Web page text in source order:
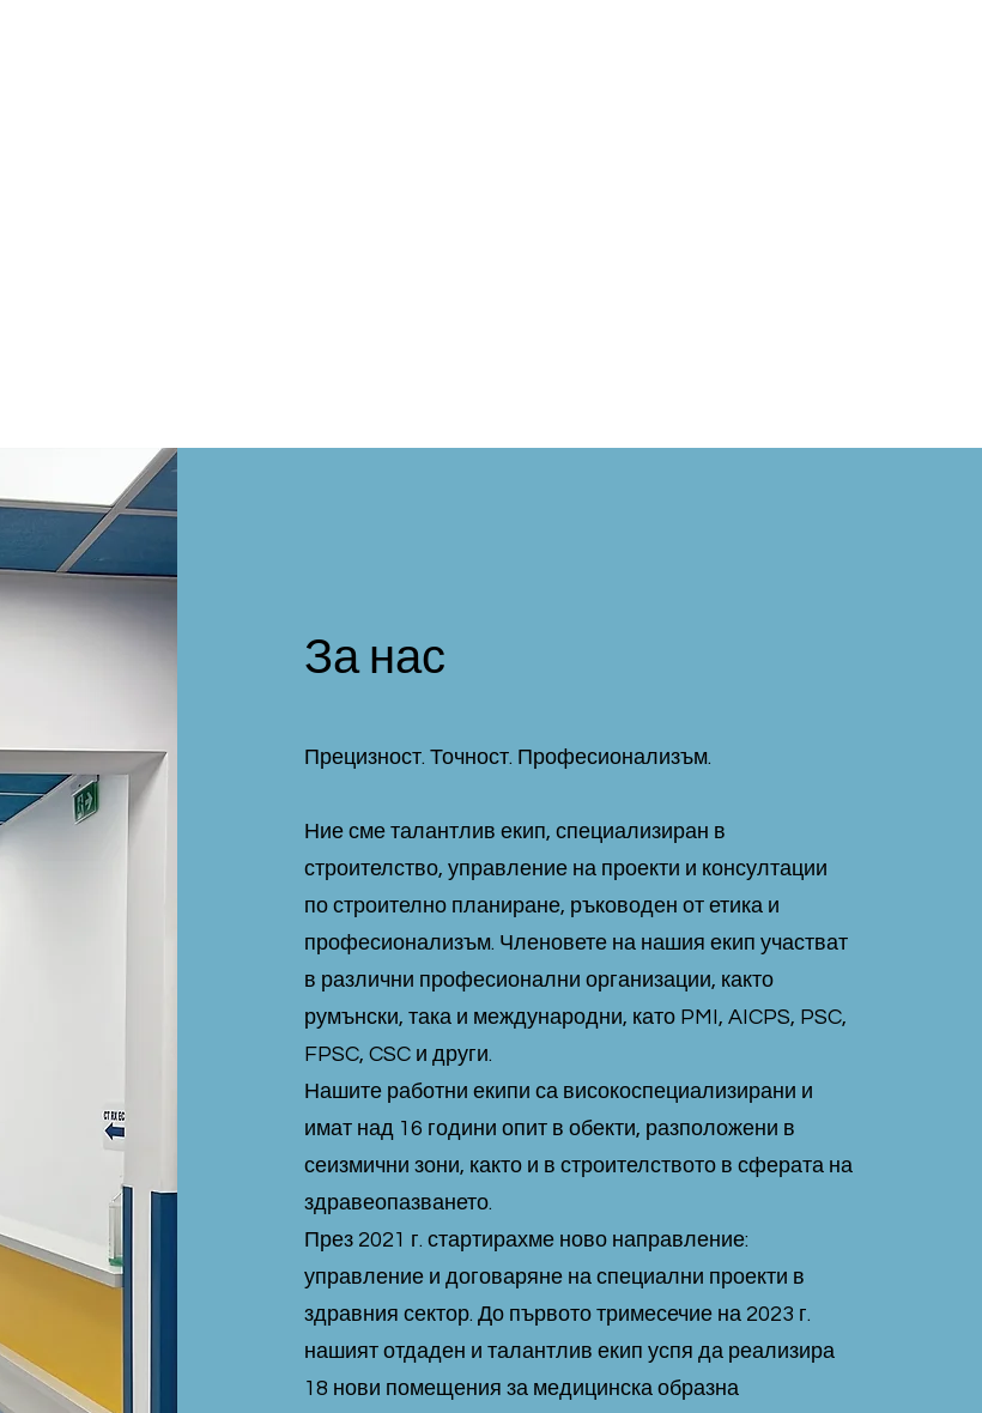
За нас
Прецизност. Точност. Професионализъм.
Ние сме талантлив екип, специализиран в
строителство, управление на проекти и консултации
по строително планиране, ръководен от етика и
професионализъм. Членовете на нашия екип участват
в различни професионални организации, както
румънски, така и международни, като PMI, AICPS, PSC,
FPSC, CSC и други.
Нашите работни екипи са високоспециализирани и
имат над 16 години опит в обекти, разположени в
сеизмични зони, както и в строителството в сферата на
здравеопазването.
През 2021 г. стартирахме ново направление:
управление и договаряне на специални проекти в
здравния сектор. До първото тримесечие на 2023 г.
нашият отдаден и талантлив екип успя да реализира
18 нови помещения за медицинска образна